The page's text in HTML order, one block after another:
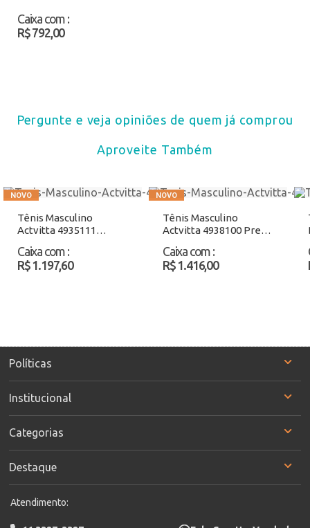
Caixa com :
R$ 792,00
Pergunte e veja opiniões de quem já comprou
Aproveite Também
Tênis Masculino
Actvitta 4935111
Caixa com :
R$ 1.197,60
Tênis Masculino
Actvitta 4938100 Preto
Caixa com :
R$ 1.416,00
Políticas
Institucional
Categorias
Destaque
Atendimento: